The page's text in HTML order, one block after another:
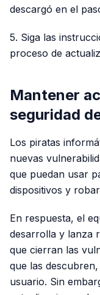
descargó en el
5. Siga las
proceso de
Mantener
seguridad
Los piratas
nuevas
que puedan usar
dispositivos y
En respuesta, el
desarrolla y lanza
que cierran las
que las
usuario. Sin